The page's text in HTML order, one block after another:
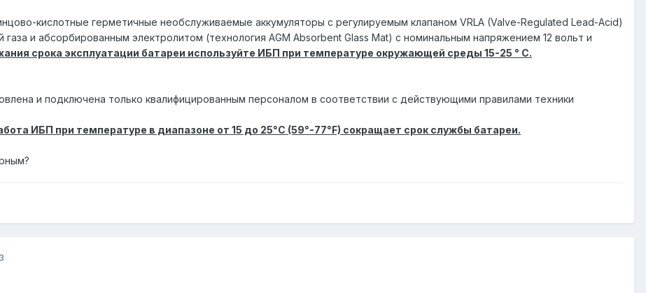
кислотные герметичные необслуживаемые аккумуляторы с регулируемым клапаном VRLA (Valve-Regulated Lead-Acid)
и абсорбированным электролитом (технология AGM Absorbent Glass Mat) с номинальным напряжением 12 вольт и
срока эксплуатации батареи используйте ИБП при температуре окружающей среды 15-25 ° C.
и подключена только квалифицированным персоналом в соответствии с действующими правилами техники
ИБП при температуре в диапазоне от 15 до 25°C (59°-77°F) сокращает срок службы батареи.